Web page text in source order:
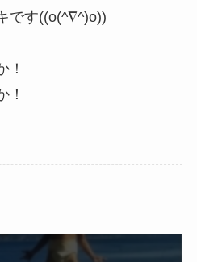
です((o(^∇^)o))
！
！